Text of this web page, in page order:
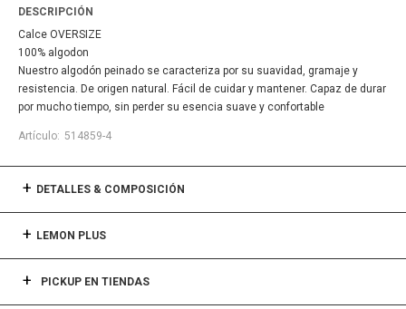
DESCRIPCIÓN
Calce OVERSIZE
100% algodon
Nuestro algodón peinado se caracteriza por su suavidad, gramaje y
resistencia. De origen natural. Fácil de cuidar y mantener. Capaz de durar
por mucho tiempo, sin perder su esencia suave y confortable
514859-4
DETALLES & COMPOSICIÓN
LEMON PLUS
PICKUP EN TIENDAS